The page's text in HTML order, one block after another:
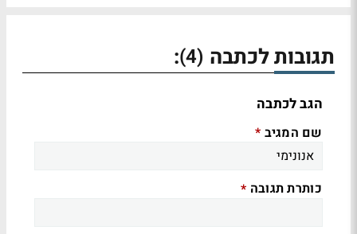
תגובות לכתבה (4)
:
הגב לכתבה
שם המגיב *
כותרת תגובה *